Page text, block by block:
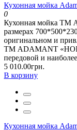
Кухонная мойка
0
Кухонная мойка ТМ
размерах
оригинальном и
ТМ ADAMANT
передовой и
5 010.00грн.
В корзину
Кухонная мойка